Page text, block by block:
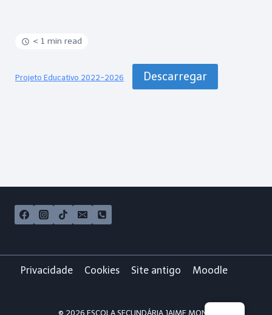
< 1 min read
Projeto Educativo 2022-2026 Descarregar
Privacidade Cookies Site antigo Moodle
© 2026 ESCOLA SECUNDÁRIA JAIME MONIZ